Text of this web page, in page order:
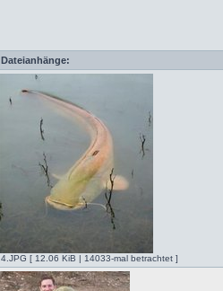
Dateianhänge:
4.JPG [ 12.06 KiB | 14033-mal betrachtet ]